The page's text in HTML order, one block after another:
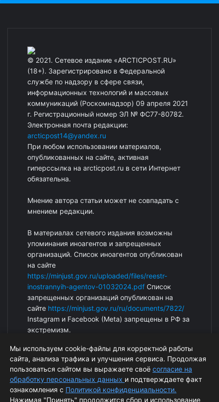
© 2021. Сетевое издание «ARCTICPOST.RU»
(18+). Зарегистрировано в Федеральной
службе по надзору в сфере связи,
информационных технологий и массовых
коммуникаций (Роскомнадзор) 09 апреля 2021
г. Регистрационный номер ЭЛ № ФС77-80782.
Электронная почта редакции:
arcticpost14@yandex.ru
При любом использовании материалов,
опубликованных на сайте, активная
гиперссылка на arcticpost.ru в сети Интернет
обязательна.
Мнение автора статьи может не совпадать с
мнением редакции.
В материалах сетевого издания возможны
упоминания иноагентов и запрещенных
организаций. Список иноагентов опубликован
на сайте
https://minjust.gov.ru/uploaded/files/reestr-
inostrannyih-agentov-01032024.pdf Список
запрещенных организаций опубликован на
сайте https://minjust.gov.ru/ru/documents/7822/
Instagram и Facebook (Metа) запрещены в РФ за
экстремизм.
Мы используем cookie-файлы для корректной работы
сайта, анализа трафика и улучшения сервиса. Продолжая
пользоваться сайтом вы выражаете своё согласие на
обработку персональных данных и подтверждаете факт
ознакомления с Политикой конфиденциальности.
Нажимая "Принять" продолжится сбор и использование